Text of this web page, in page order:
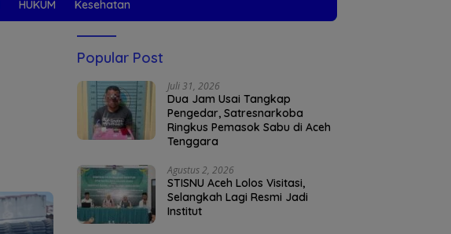
HUKUM Kesehatan
Popular Post
Juli 31, 2026
Dua Jam Usai Tangkap
Pengedar, Satresnarkoba
Ringkus Pemasok Sabu di Aceh
Tenggara
Agustus 2, 2026
STISNU Aceh Lolos Visitasi,
Selangkah Lagi Resmi Jadi
Institut